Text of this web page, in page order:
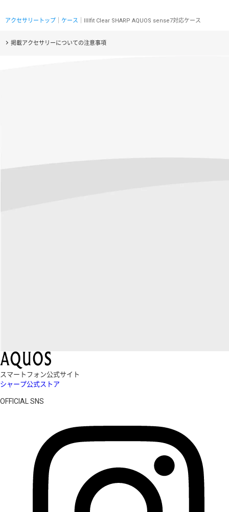
アクセサリートップ ケース ｜IIIIfit Clear SHARP AQUOS sense7対応ケース
掲載アクセサリーについての注意事項
スマートフォン公式サイト
シャープ公式ストア
OFFICIAL SNS